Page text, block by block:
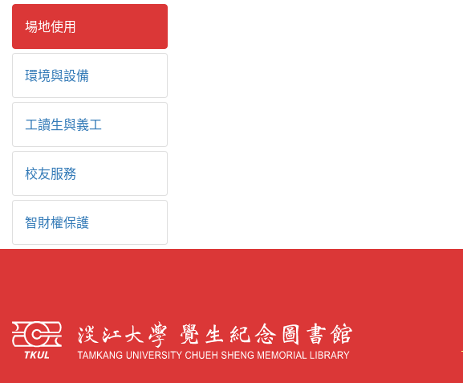
場地使用
環境與設備
工讀生與義工
校友服務
智財權保護